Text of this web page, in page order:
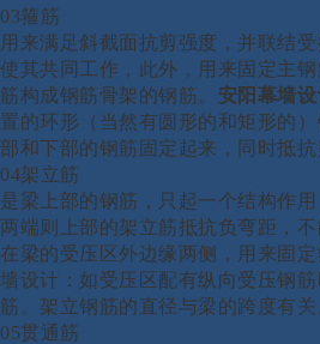
03箍筋
用来满足斜截面抗剪强度，并联结
使其共同工作，此外，用来固定主
筋构成钢筋骨架的钢筋。 安阳幕墙
置的环形（当然有圆形的和矩形的
部和下部的钢筋固定起来，同时抵抗
04架立筋
是梁上部的钢筋，只起一个结构作
两端则上部的架立筋抵抗负弯距，
在梁的受压区外边缘两侧，用来固定
墙设计：如受压区配有纵向受压钢
筋。架立钢筋的直径与梁的跨度有关
05贯通筋